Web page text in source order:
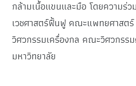
กล้ามเนื้อแขนและมือ โดยความร่ว
เวชศาสตร์ฟื้นฟู คณะแพทยศาสตร์
วิศวกรรมเครื่องกล คณะวิศวกร
มหาวิทยาลัย